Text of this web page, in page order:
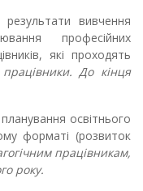
вивчення
професійних
які проходять
працівники. До кінця
освітнього
форматі (розвиток
працівникам,
року.